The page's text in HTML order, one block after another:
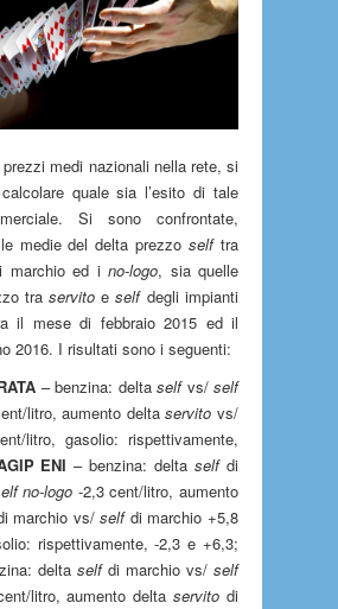
medi nazionali nella rete, si
quale sia l’esito di tale
Si sono confrontate,
medie del delta prezzo selftra
marchio ed i no-logo, sia quelle
tra servito e selfdegli impianti
il mese di febbraio 2015 ed il
2016. I risultati sono i seguenti:
– benzina: delta selfvs/ self
litro, aumento delta servito vs/
litro, gasolio: rispettivamente,
ENI – benzina: delta selfdi
no-logo -2,3 cent/litro, aumento
marchio vs/ selfdi marchio +5,8
rispettivamente, -2,3 e +6,3;
delta selfdi marchio vs/ self
litro, aumento delta servito di